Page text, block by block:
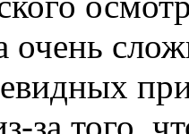
очень
за того,